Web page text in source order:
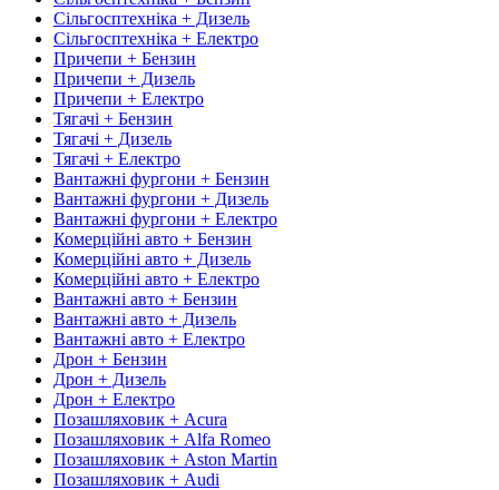
Сільгосптехніка + Дизель
Сільгосптехніка + Електро
Причепи + Бензин
Причепи + Дизель
Причепи + Електро
Тягачі + Бензин
Тягачі + Дизель
Тягачі + Електро
Вантажні фургони + Бензин
Вантажні фургони + Дизель
Вантажні фургони + Електро
Комерційні авто + Бензин
Комерційні авто + Дизель
Комерційні авто + Електро
Вантажні авто + Бензин
Вантажні авто + Дизель
Вантажні авто + Електро
Дрон + Бензин
Дрон + Дизель
Дрон + Електро
Позашляховик + Acura
Позашляховик + Alfa Romeo
Позашляховик + Aston Martin
Позашляховик + Audi